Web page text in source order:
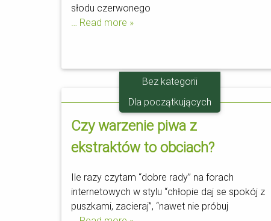
słodu czerwonego
… Read more »
04.09
Bez kategorii
Dla początkujących
Czy warzenie piwa z
ekstraktów to obciach?
Ile razy czytam “dobre rady” na forach
internetowych w stylu “chłopie daj se spokój z
puszkami, zacieraj”, “nawet nie próbuj